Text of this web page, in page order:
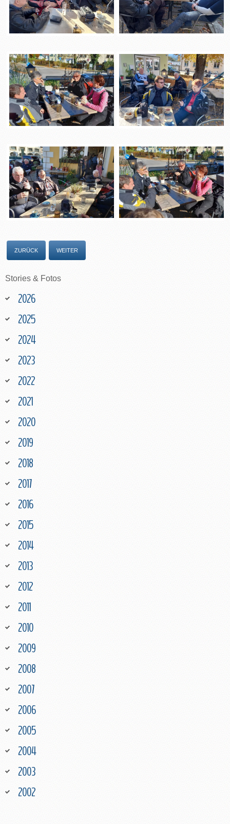
ZURÜCK WEITER
Stories & Fotos
2026
2025
2024
2023
2022
2021
2020
2019
2018
2017
2016
2015
2014
2013
2012
2011
2010
2009
2008
2007
2006
2005
2004
2003
2002